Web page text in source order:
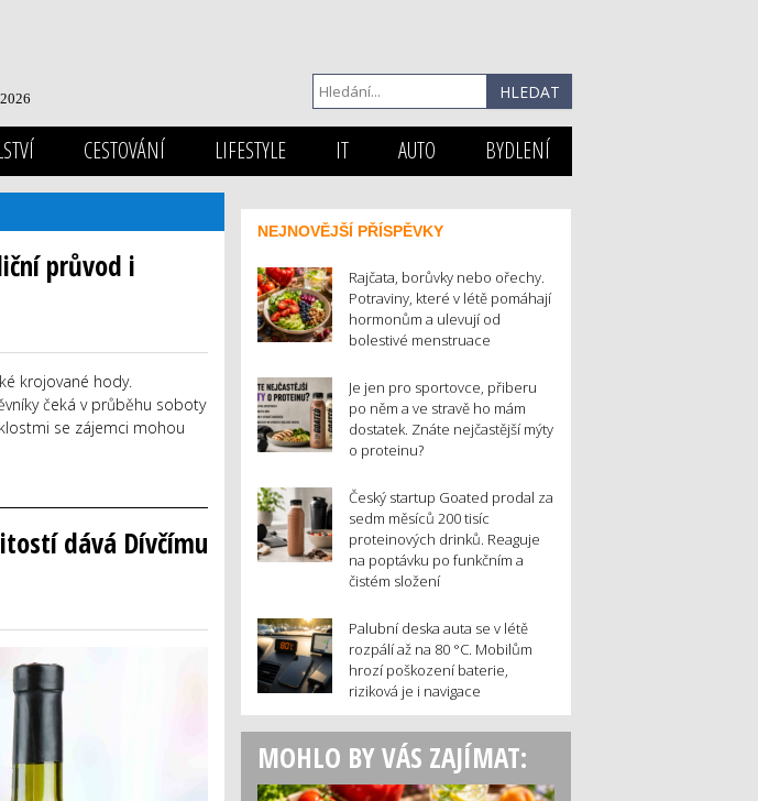
CESTOVÁNÍ LIFESTYLE IT AUTO BYDLENÍ
průvod i
krojované hody.
čeká v průběhu soboty
se zájemci mohou
dává Dívčímu
NEJNOVĚJŠÍ PŘÍSPĚVKY
Rajčata, borůvky nebo ořechy.
Potraviny, které v létě pomáhají
hormonům a ulevují od
bolestivé menstruace
Je jen pro sportovce, přiberu
po něm a ve stravě ho mám
dostatek. Znáte nejčastější mýty
o proteinu?
Český startup Goated prodal za
sedm měsíců 200 tisíc
proteinových drinků. Reaguje
na poptávku po funkčním a
čistém složení
Palubní deska auta se v létě
rozpálí až na 80 °C. Mobilům
hrozí poškození baterie,
riziková je i navigace
MOHLO BY VÁS ZAJÍMAT: